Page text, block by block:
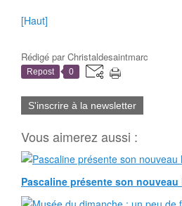
[Haut]
Rédigé parChristaldesaintmarc
Repost 0
S'inscrire à la newsletter
Vous aimerez aussi :
Pascaline présente son